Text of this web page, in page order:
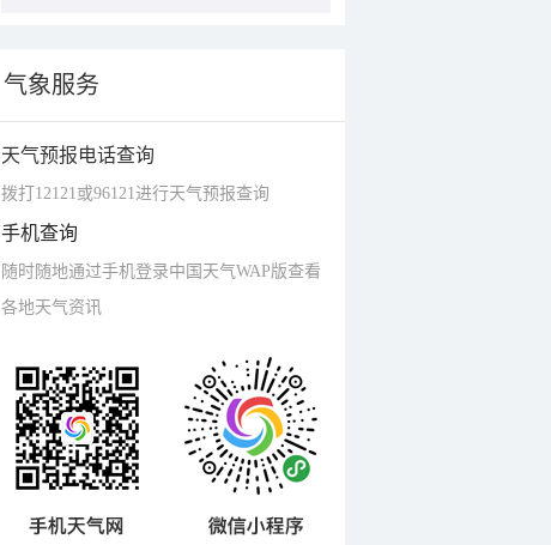
气象服务
天气预报电话查询
拨打12121或96121进行天气预报查询
手机查询
随时随地通过手机登录中国天气WAP版查看
各地天气资讯